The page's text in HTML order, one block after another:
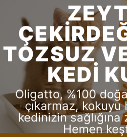
TOZSUZ
KEDI
Oligatto, %100
çıkarmaz,
kedinizin
Hemen